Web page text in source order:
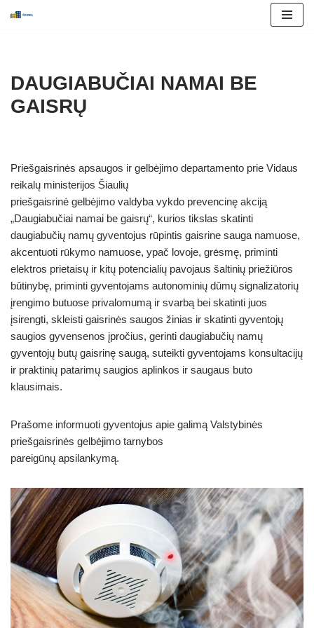
DAUGIABUČIAI NAMAI BE
GAISRŲ
Priešgaisrinės apsaugos ir gelbėjimo departamento prie Vidaus
reikalų ministerijos Šiaulių
priešgaisrinė gelbėjimo valdyba vykdo prevencinę akciją
„Daugiabučiai namai be gaisrų“, kurios tikslas skatinti
daugiabučių namų gyventojus rūpintis gaisrine sauga namuose,
akcentuoti rūkymo namuose, ypač lovoje, grėsmę, priminti
elektros prietaisų ir kitų potencialių pavojaus šaltinių priežiūros
būtinybę, priminti gyventojams autonominių dūmų signalizatorių
įrengimo butuose privalomumą ir svarbą bei skatinti juos
įsirengti, skleisti gaisrinės saugos žinias ir skatinti gyventojų
saugios gyvensenos įpročius, gerinti daugiabučių namų
gyventojų butų gaisrinę saugą, suteikti gyventojams konsultacijų
ir praktinių patarimų saugios aplinkos ir saugaus buto
klausimais.
Prašome informuoti gyventojus apie galimą Valstybinės
priešgaisrinės gelbėjimo tarnybos
pareigūnų apsilankymą.